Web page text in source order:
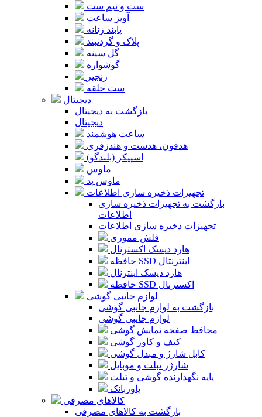
ست و نیم ست
آویز ساعت
پابند زنانه
پلاک و گردنبند
گل سینه
گوشواره
زنجیر
ست حلقه
دیجیتال
بازگشت به دیجیتال
دیجیتال
ساعت هوشمند
هدفون، هدست و هندزفری
اسپیکر (بلندگو)
ماوس
ماوس پد
تجهیزات ذخیره سازی اطلاعات
بازگشت به تجهیزات ذخیره سازی
اطلاعات
تجهیزات ذخیره سازی اطلاعات
فلش مموری
هارد دیسک اکسترنال
حافظه SSD اینترنتال
هارد دیسک اینترنال
حافظه SSD اکسترنال
لوازم جانبی گوشی
بازگشت به لوازم جانبی گوشی
لوازم جانبی گوشی
محافظ صفحه نمایش گوشی
کیف و کاور گوشی
کابل شارژ و مبدل گوشی
شارژر تبلت و موبایل
پایه نگهدارنده گوشی و تبلت
پاوربانک
کالاهای مصرفی
بازگشت به کالاهای مصرفی